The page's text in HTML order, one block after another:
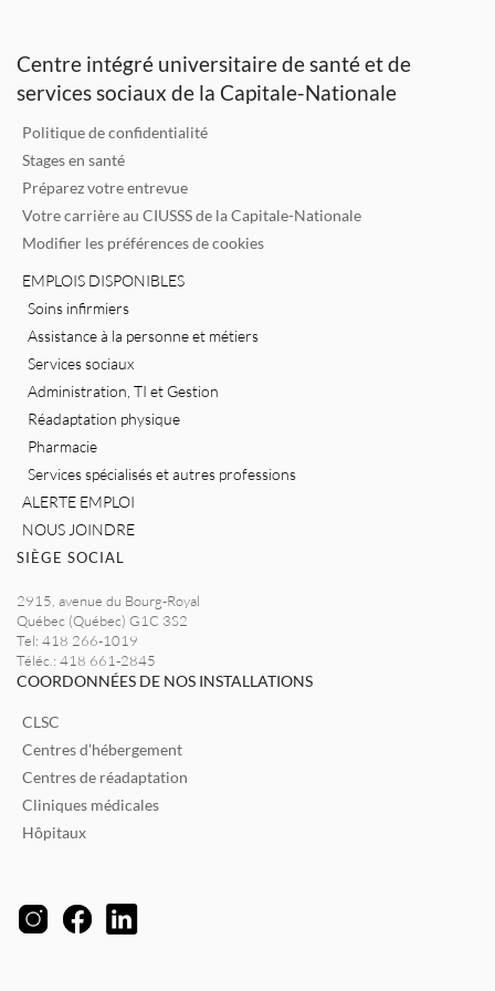
dI
n
r
o
Centre intégré universitaire de santé et de
services sociaux de la Capitale-Nationale
Politique de confidentialité
Stages en santé
Préparez votre entrevue
Votre carrière au CIUSSS de la Capitale-Nationale
Modifier les préférences de cookies
EMPLOIS DISPONIBLES
Soins infirmiers
Assistance à la personne et métiers
Services sociaux
Administration, TI et Gestion
Réadaptation physique
Pharmacie
Services spécialisés et autres professions
ALERTE EMPLOI
NOUS JOINDRE
SIÈGE SOCIAL
2915, avenue du Bourg-Royal
Québec (Québec) G1C 3S2
Tel: 418 266-1019
Téléc.: 418 661-2845
COORDONNÉES DE NOS INSTALLATIONS
CLSC
Centres d’hébergement
Centres de réadaptation
Cliniques médicales
Hôpitaux